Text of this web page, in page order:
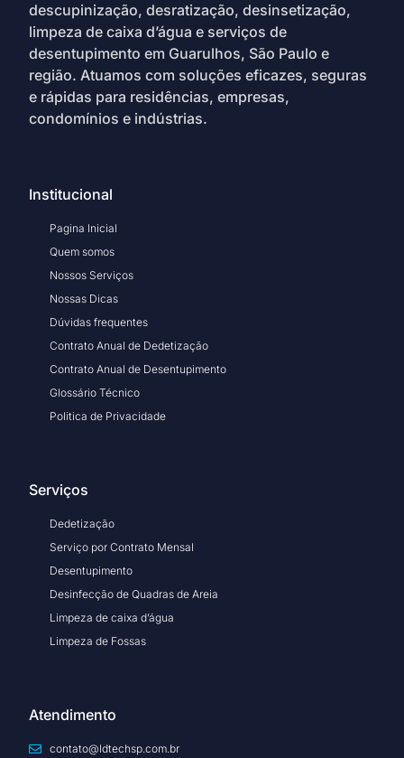
descupinização, desratização, desinsetização,
limpeza de caixa d’água e serviços de
desentupimento em Guarulhos, São Paulo e
região. Atuamos com soluções eficazes, seguras
e rápidas para residências, empresas,
condomínios e indústrias.
Institucional
Pagina Inicial
Quem somos
Nossos Serviços
Nossas Dicas
Dúvidas frequentes
Contrato Anual de Dedetização
Contrato Anual de Desentupimento
Glossário Técnico
Politica de Privacidade
Serviços
Dedetização
Serviço por Contrato Mensal
Desentupimento
Desinfecção de Quadras de Areia
Limpeza de caixa d’água
Limpeza de Fossas
Atendimento
contato@ldtechsp.com.br